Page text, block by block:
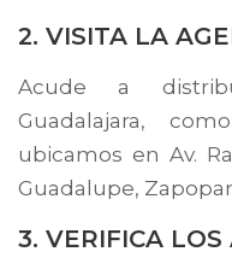
2. VISITA LA
Acude a
Guadalajara,
ubicamos en Av.
Guadalupe,
3. VERIFICA